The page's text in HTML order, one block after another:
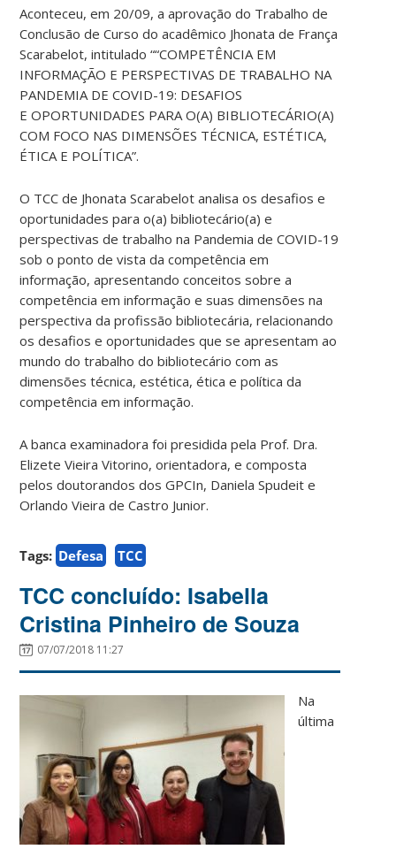
Aconteceu, em 20/09, a aprovação do Trabalho de
Conclusão de Curso do acadêmico Jhonata de França
Scarabelot, intitulado ““COMPETÊNCIA EM
INFORMAÇÃO E PERSPECTIVAS DE TRABALHO NA
PANDEMIA DE COVID-19: DESAFIOS
E OPORTUNIDADES PARA O(A) BIBLIOTECÁRIO(A)
COM FOCO NAS DIMENSÕES TÉCNICA, ESTÉTICA,
ÉTICA E POLÍTICA”.
O TCC de Jhonata Scarabelot analisa os desafios e
oportunidades para o(a) bibliotecário(a) e
perspectivas de trabalho na Pandemia de COVID-19
sob o ponto de vista da competência em
informação, apresentando conceitos sobre a
competência em informação e suas dimensões na
perspectiva da profissão bibliotecária, relacionando
os desafios e oportunidades que se apresentam ao
mundo do trabalho do bibliotecário com as
dimensões técnica, estética, ética e política da
competência em informação.
A banca examinadora foi presidida pela Prof. Dra.
Elizete Vieira Vitorino, orientadora, e composta
pelos doutorandos dos GPCIn, Daniela Spudeit e
Orlando Vieira de Castro Junior.
Tags: Defesa TCC
TCC concluído: Isabella
Cristina Pinheiro de Souza
07/07/2018 11:27
Na
última